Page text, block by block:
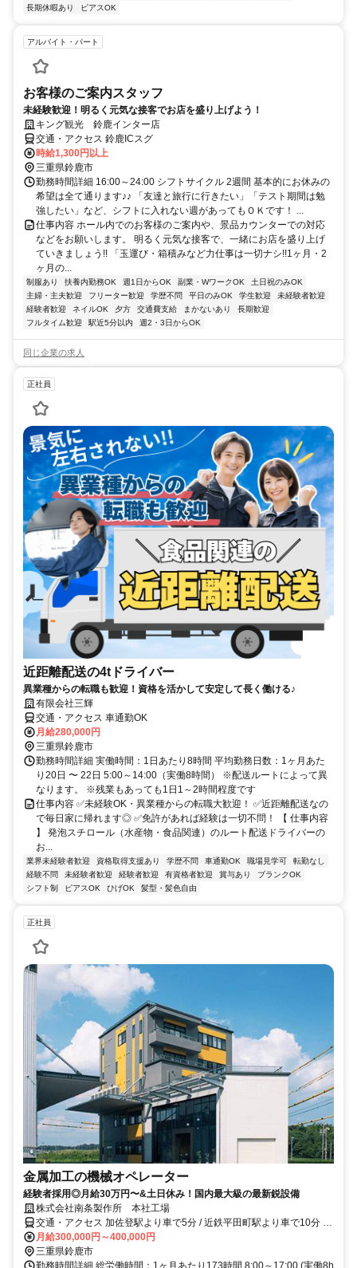
長期休暇あり
ピアスOK
アルバイト・パート
お客様のご案内スタッフ
未経験歓迎！明るく元気な接客でお店を盛り上げよう！
キング観光 鈴鹿インター店
交通・アクセス 鈴鹿ICスグ
時給1,300円以上
三重県鈴鹿市
勤務時間詳細 16:00～24:00 シフトサイクル 2週間 基本的にお休みの
希望は全て通ります♪♪ 「友達と旅行に行きたい」「テスト期間は勉
強したい」など、シフトに入れない週があってもＯＫです！ ...
仕事内容 ホール内でのお客様のご案内や、景品カウンターでの対応
などをお願いします。 明るく元気な接客で、一緒にお店を盛り上げ
ていきましょう!! 「玉運び・箱積みなど力仕事は一切ナシ!!1ヶ月・2
ヶ月の...
制服あり 扶養内勤務OK 週1日からOK 副業・WワークOK
土日祝のみOK
主婦・主夫歓迎
フリーター歓迎 学歴不問 平日のみOK 学生歓迎
未経験者歓迎
経験者歓迎
ネイルOK 夕方 交通費支給 まかないあり
長期歓迎
フルタイム歓迎
駅近5分以内 週2・3日からOK
同じ企業の求人
正社員
近距離配送の4tドライバー
異業種からの転職も歓迎！資格を活かして安定して長く働ける♪
有限会社三輝
交通・アクセス 車通勤OK
月給280,000円
三重県鈴鹿市
勤務時間詳細 実働時間：1日あたり8時間 平均勤務日数：1ヶ月あた
り20日 〜 22日 5:00～14:00（実働8時間） ※配送ルートによって異
なります。 ※残業もあっても1日1～2時間程度です
仕事内容 ✅未経験OK・異業種からの転職大歓迎！ ✅近距離配送なの
で毎日家に帰れます◎ ✅免許があれば経験は一切不問！ 【 仕事内容
】 発泡スチロール（水産物・食品関連）のルート配送ドライバーの
お...
業界未経験者歓迎 資格取得支援あり 学歴不問 車通勤OK 職場見学可
転勤なし
経験不問
未経験者歓迎 経験者歓迎 有資格者歓迎 賞与あり
ブランクOK
シフト制
ピアスOK ひげOK 髪型・髪色自由
正社員
金属加工の機械オペレーター
経験者採用◎月給30万円〜&土日休み！国内最大級の最新鋭設備
株式会社南条製作所 本社工場
交通・アクセス 加佐登駅より車で5分 / 近鉄平田町駅より車で10分 /
近鉄白子駅より車で30分
月給300,000円～400,000円
三重県鈴鹿市
勤務時間詳細 総労働時間：1ヶ月あたり173時間 8:00～17:00 (実働8h